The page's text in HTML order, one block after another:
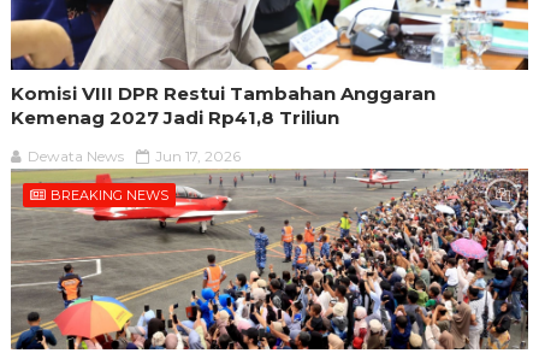
Komisi VIII DPR Restui Tambahan Anggaran
Kemenag 2027 Jadi Rp41,8 Triliun
Dewata News Jun 17, 2026
BREAKING NEWS